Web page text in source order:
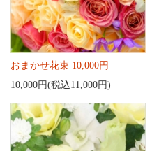
おまかせ花束 10,000円
10,000円(税込11,000円)